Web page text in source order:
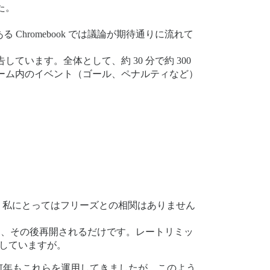
Chromebook では議論が期待通りに流れて
ています。全体として、約 30 分で約 300
内のイベント（ゴール、ペナルティなど）
にとってはフリーズとの相関はありません
その後再開されるだけです。レートリミッ
ていますが。
もこれらを運用してきましたが、このよう